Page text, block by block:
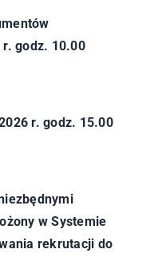
godz. 10.00
r. godz. 15.00
w Systemie
rekrutacji do